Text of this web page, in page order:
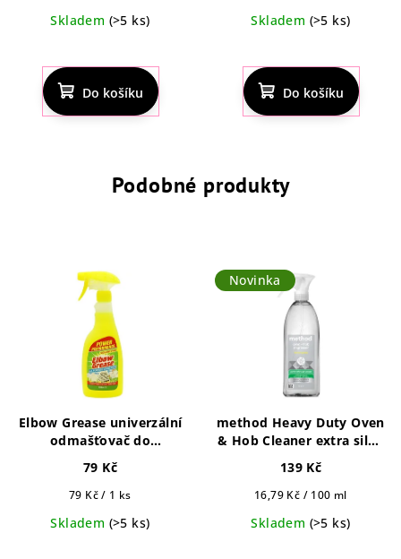
Skladem (>5 ks)
Do košíku
Skladem (>5 ks)
Do košíku
Podobné produkty
Elbow Grease univerzální
odmašťovač do
79 Kč
Měrná
79 Kč / 1 ks
Skladem (>5 ks)
Novinka
method Heavy Duty Oven
& Hob Cleaner extra silný
139 Kč
Měrná
16,79 Kč / 100 ml
Skladem (>5 ks)